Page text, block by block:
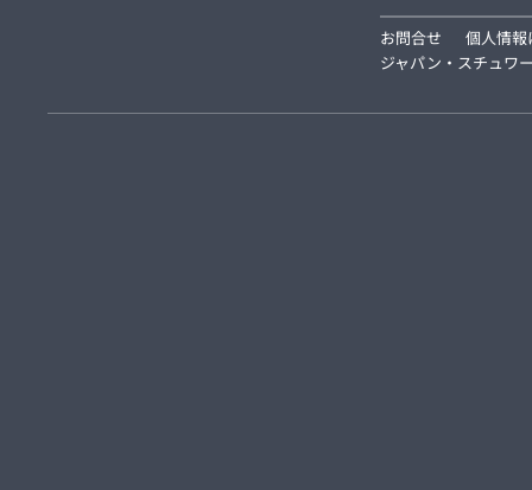
お問合せ
個人情報
ジャパン・スチュワ